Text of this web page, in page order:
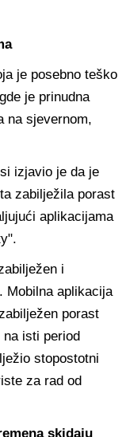
je posebno teško
je prinudna
na sjevernom,
izjavio je da je
zabilježila porast
aplikacijama
i
Mobilna aplikacija
porast
na isti period
stopostotni
za rad od
skidaju